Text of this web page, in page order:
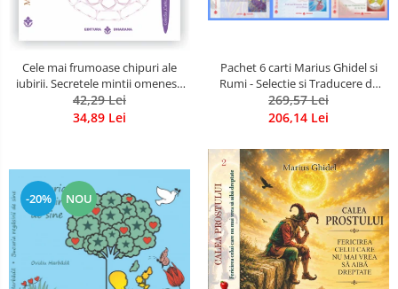
Cele mai frumoase chipuri ale
iubirii. Secretele mintii omenesti
in opera marelui initiat, Rumi
42,29 Lei
34,89 Lei
Pachet 6 carti Marius Ghidel si
Rumi - Selectie si Traducere de
Marius Ghidel
269,57 Lei
206,14 Lei
-20% NOU